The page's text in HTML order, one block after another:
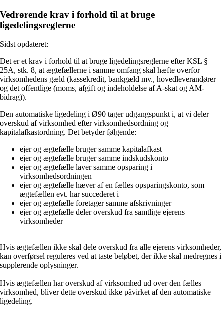
Vedrørende krav i forhold til at bruge
ligedelingsreglerne
Sidst opdateret:
Det er et krav i forhold til at bruge ligedelingsreglerne efter KSL §
25A, stk. 8, at ægtefællerne i samme omfang skal hæfte overfor
virksomhedens gæld (kassekredit, bankgæld mv., hovedleverandører
og det offentlige (moms, afgift og indeholdelse af A-skat og AM-
bidrag)).
Den automatiske ligedeling i Ø90 tager udgangspunkt i, at vi deler
overskud af virksomhed efter virksomhedsordning og
kapitalafkastordning. Det betyder følgende:
ejer og ægtefælle bruger samme kapitalafkast
ejer og ægtefælle bruger samme indskudskonto
ejer og ægtefælle laver samme opsparing i
virksomhedsordningen
ejer og ægtefælle hæver af en fælles opsparingskonto, som
ægtefællen evt. har succederet i
ejer og ægtefælle foretager samme afskrivninger
ejer og ægtefælle deler overskud fra samtlige ejerens
virksomheder
Hvis ægtefællen ikke skal dele overskud fra alle ejerens virksomheder,
kan overførsel reguleres ved at taste beløbet, der ikke skal medregnes i
supplerende oplysninger.
Hvis ægtefællen har overskud af virksomhed ud over den fælles
virksomhed, bliver dette overskud ikke påvirket af den automatiske
ligedeling.